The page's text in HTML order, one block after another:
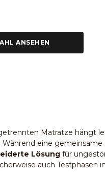
ANSEHEN
Matratze hängt
eine
Lösung für
auch Testphasen